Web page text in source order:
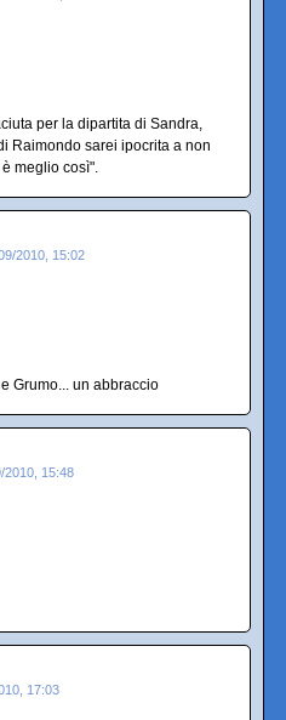
per la dipartita di Sandra,
Raimondo sarei ipocrita a non
meglio così".
2010, 15:02
Grumo... un abbraccio
2010, 15:48
17:03